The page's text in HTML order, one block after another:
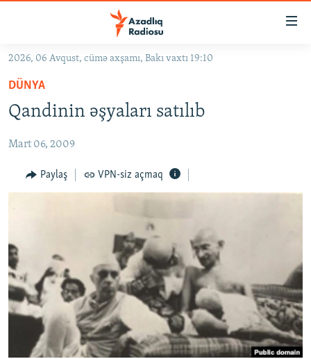
Əsas
qayıt
Əsas
naviqasiyaya
qayıt
#İZAHLA
KORRUPSIOMETR
#ƏSLINDƏ
FƏRQƏ BAX
MULTIMEDIA
VIDEO
FOTOQALEREYA
İNFOQRAFIKA
KARIKATURA
RADIO ARXIV
OXU ZALI
AZƏRBAYCAN ƏDƏBIYYATI KITABXANASI
İSLAM VƏ DEMOKRATIYA
HAQQIMIZDA
MISSIYAMIZ
PEŞƏ ETIKASI VƏ JURNALISTIKA STANDARTLARIMIZ
BIZI IZLƏ
2026, 06 Avqust, cümə axşamı, Bakı vaxtı 19:10
DÜNYA
Qandinin əşyaları satılıb
Mart 06, 2009
Paylaş VPN-siz açmaq